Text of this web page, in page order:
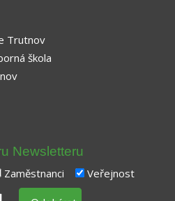
Trutnov
škola
Newsletteru
Zaměstnanci Veřejnost